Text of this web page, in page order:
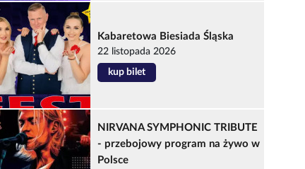
Kabaretowa Biesiada Śląska
22 listopada 2026
kup bilet
NIRVANA SYMPHONIC TRIBUTE
- przebojowy program na żywo w
Polsce